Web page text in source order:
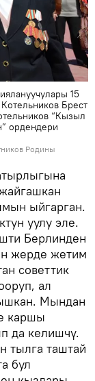
15
Брест
“Кызыл
ордендери
Родины
ыйгарган.
уулу эле.
Берлинден
жерде жетим
советтик
ал
Мындан
каршы
да келишчү.
тылга таштай
бул